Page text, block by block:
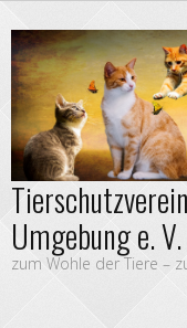
Umgebung e. V.
zum Wohle der Tiere –